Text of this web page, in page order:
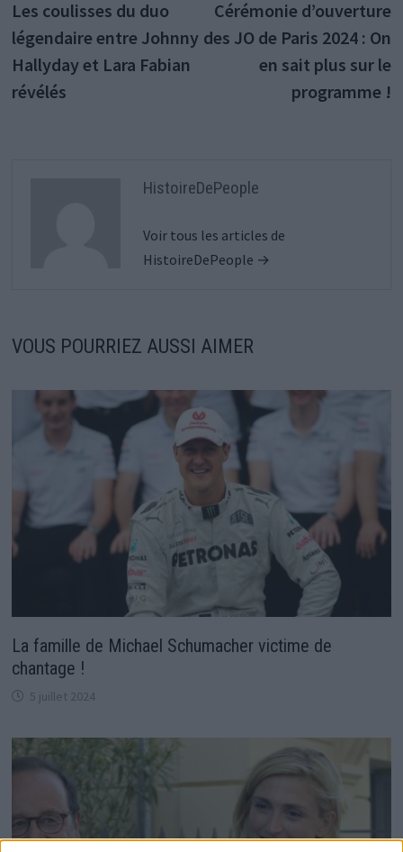
de
l’article
précédente :
Les coulisses du duo
légendaire entre Johnny
Hallyday et Lara Fabian
révélés
Cérémonie d’ouverture
des JO de Paris 2024 : On
en sait plus sur le
programme !
HistoireDePeople
Voir tous les articles de
HistoireDePeople →
VOUS POURRIEZ AUSSI AIMER
La famille de Michael Schumacher victime de
chantage !
5 juillet 2024